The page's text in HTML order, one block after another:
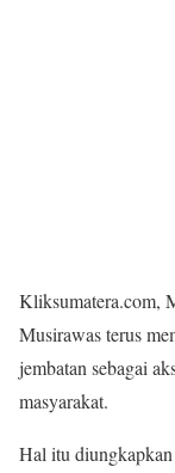
Kliksumatera.com,
Musirawas terus
jembatan sebagai
masyarakat.
Hal itu